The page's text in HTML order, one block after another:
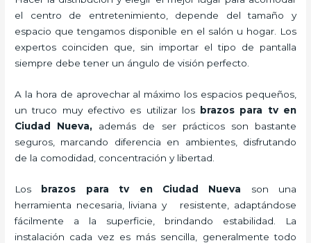
el centro de entretenimiento, depende del tamaño y
espacio que tengamos disponible en el salón u hogar. Los
expertos coinciden que, sin importar el tipo de pantalla
siempre debe tener un ángulo de visión perfecto.
A la hora de aprovechar al máximo los espacios pequeños,
un truco muy efectivo es utilizar los
brazos para tv en
Ciudad Nueva, además de ser prácticos son bastante
seguros, marcando diferencia en ambientes, disfrutando
de la comodidad, concentración y libertad.
Los brazos para tv en Ciudad Nueva son una
herramienta necesaria, liviana y resistente, adaptándose
fácilmente a la superficie, brindando estabilidad. La
instalación cada vez es más sencilla, generalmente todo